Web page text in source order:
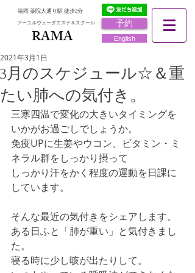
予約
福岡 薬院大通り駅 徒歩2分
アーユルヴェーダエステ＆スクール
RAMA English
3月のスケジュール☆＆重
たい肺への気付き。
2021年3月1日
三寒四温で変化の大きいタイミングを
いかがお過ごしでしょうか。
免疫UPに生姜やウコン、ビタミン・ミ
ネラル群をしっかり摂って
しっかり汗をかく程度の運動を日課に
しています。
そんな最近の気付きをシェアします。
ある日ふと「肺が重い」と気付きまし
た。
寝る時に少し咳が出たりして。